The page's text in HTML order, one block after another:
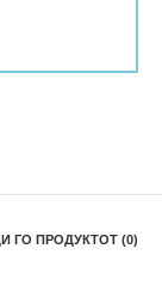
ГО ПРОДУКТОТ (0)